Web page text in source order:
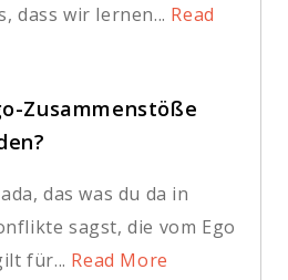
dass wir lernen... Read
Zusammenstöße
das was du da in
sagst, die vom Ego
für... Read More